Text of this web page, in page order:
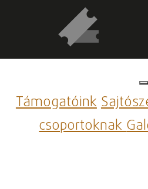
Támogatóink
csoportoknak